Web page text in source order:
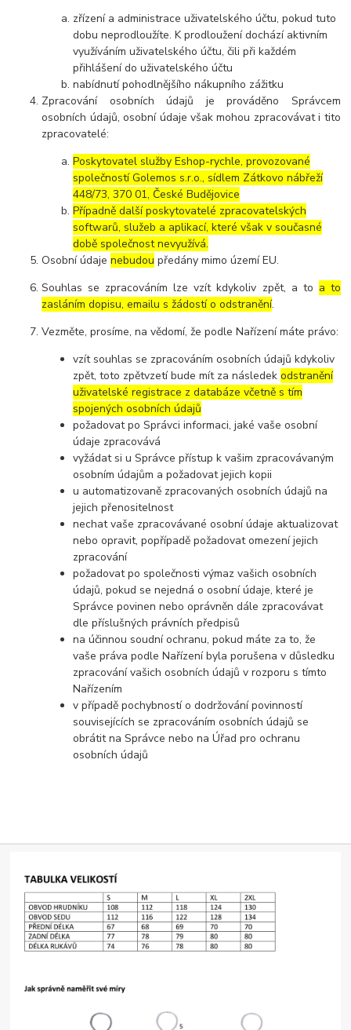
zřízení a administrace uživatelského účtu, pokud tuto
dobu neprodloužíte. K prodloužení dochází aktivním
využíváním uživatelského účtu, čili při každém
přihlášení do uživatelského účtu
nabídnutí pohodlnějšího nákupního zážitku
Zpracování osobních údajů je prováděno Správcem
osobních údajů, osobní údaje však mohou zpracovávat i tito
zpracovatelé:
Poskytovatel služby Eshop-rychle, provozované
společností Golemos s.r.o., sídlem Zátkovo nábřeží
448/73, 370 01, České Budějovice
Případně další poskytovatelé zpracovatelských
softwarů, služeb a aplikací, které však v současné
době společnost nevyužívá.
Osobní údajenebudou předány mimo území EU.
Souhlas se zpracováním lze vzít kdykoliv zpět, a to a to
zasláním dopisu, emailu s žádostí o odstranění.
Vezměte, prosíme, na vědomí, že podle Nařízení máte právo:
vzít souhlas se zpracováním osobních údajů kdykoliv
zpět, toto zpětvzetí bude mít za následekodstranění
uživatelské registrace z databáze včetně s tím
spojených osobních údajů
požadovat po Správci informaci, jaké vaše osobní
údaje zpracovává
vyžádat si u Správce přístup k vašim zpracovávaným
osobním údajům a požadovat jejich kopii
u automatizovaně zpracovaných osobních údajů na
jejich přenositelnost
nechat vaše zpracovávané osobní údaje aktualizovat
nebo opravit, popřípadě požadovat omezení jejich
zpracování
požadovat po společnosti výmaz vašich osobních
údajů, pokud se nejedná o osobní údaje, které je
Správce povinen nebo oprávněn dále zpracovávat
dle příslušných právních předpisů
na účinnou soudní ochranu, pokud máte za to, že
vaše práva podle Nařízení byla porušena v důsledku
zpracování vašich osobních údajů v rozporu s tímto
Nařízením
v případě pochybností o dodržování povinností
souvisejících se zpracováním osobních údajů se
obrátit na Správce nebo na Úřad pro ochranu
osobních údajů